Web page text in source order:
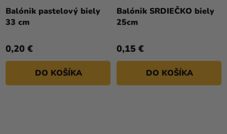
Balónik pastelový biely
33 cm
0,20 €
DO KOŠÍKA
Balónik SRDIEČKO biely
25cm
hodnotenie
5
hviezdičiek.
0,15 €
DO KOŠÍKA